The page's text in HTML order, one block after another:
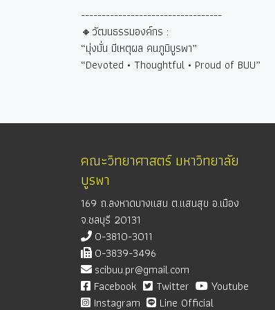
----------------------------------
🔸วัฒนธรรมองค์กร :
“มุ่งมั่น มีเหตุผล คนภูมิบูรพา”
“Devoted • Thoughtful • Proud of BUU”
คณะวิทยาศาสตร์ มหาวิทยาลัย
บูรพา
169 ถ.ลงหาดบางแสน ต.แสนสุข อ.เมือง
จ.ชลบุรี 20131
0-3810-3011
0-3839-3496
scibuu.pr@gmail.com
Facebook
Twitter
Youtube
Instagram
Line Official